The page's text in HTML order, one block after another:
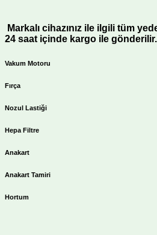
Markalı cihazınız ile ilgili tüm
24 saat içinde kargo ile gönderilir.
Vakum Motoru
Fırça
Nozul Lastiği
Hepa Filtre
Anakart
Anakart Tamiri
Hortum